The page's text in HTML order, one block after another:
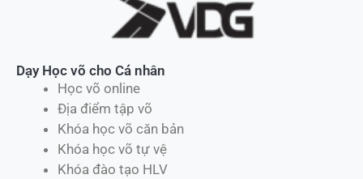
Dạy Học võ cho Cá nhân
Học võ online
Địa điểm tập võ
Khóa học võ căn bản
Khóa học võ tự vệ
Khóa đào tạo HLV